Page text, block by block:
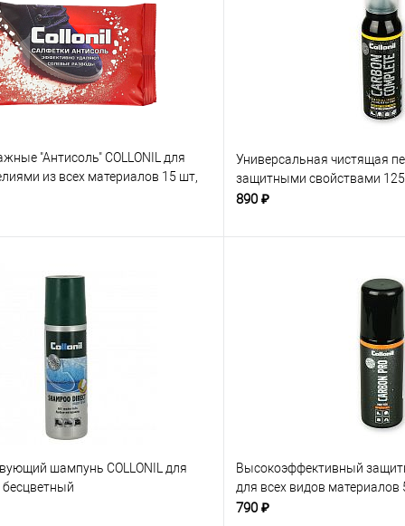
"Антисоль" COLLONIL для
из всех материалов 15 шт,
Универсальная чистящая
защитными свойствами
890 ₽
шампунь COLLONIL для
Высокоэффективный
для всех видов
790 ₽